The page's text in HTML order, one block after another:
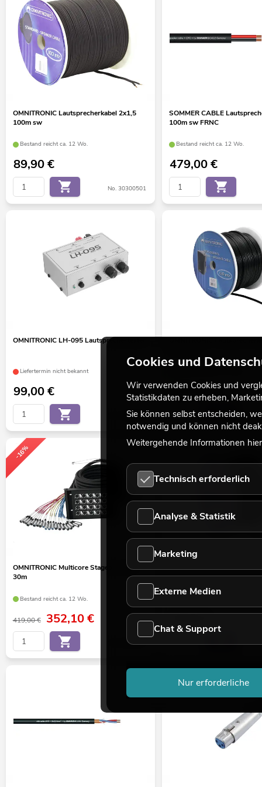
OMNITRONIC Lautsprecherkabel 2x1,5
100m sw
Bestand reicht ca. 12 Wo.
89,90€
No. 30300501
SOMMER CABLE
100m sw FRNC
Bestand reicht ca. 12 Wo.
479,00€
OMNITRONIC LH-095 Lautsprechertester
Liefertermin nicht bekannt
99,00€
No. 10355095
119,00€
-16%
OMNITRONIC Multicore Stagebox 16/4
30m
Bestand reicht ca. 12 Wo.
419,00 € 352,10€
No. 30304630
OMNITRONIC
sw
79,90€
Cookies und
Wir verwenden Cookies und
Statistikdaten zu erheben,
Sie können selbst entscheiden,
notwendig und können nicht
Weitergehende Informationen
Technisch erforderlich
Analyse & Statistik
Marketing
Externe Medien
Chat & Support
Nur erforderliche